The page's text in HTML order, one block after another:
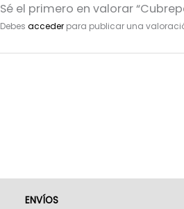
Sé el primero en valorar
Debesacceder para publicar una
ENVÍOS